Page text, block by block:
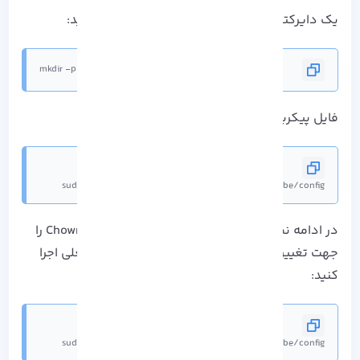
یک دایرکتوری برای Kubernetes Cluster ایجاد کنید:
mkdir -p $HOME/.kube
فایل پیکربندی شده را در دایرکتوری کپی کنید:
sudo cp -i /etc/kubernetes/admin.conf $HOME/.kube/config
در ادامه نصب Kubernetes روی اوبونتو، دستور Chown را
جهت تغییر مالکیت دایرکتوری به کاربر و Node فعلی اجرا
کنید:
sudo cp -i /etc/kubernetes/admin.conf $HOME/.kube/config